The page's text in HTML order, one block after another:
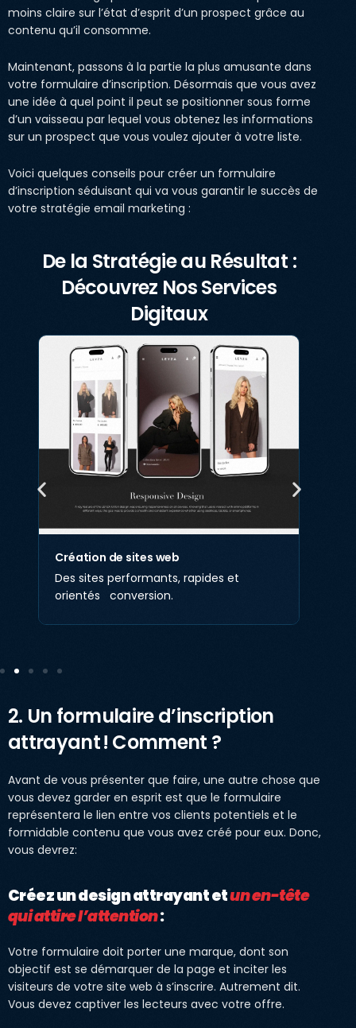
moins claire sur l’état d’esprit d’un prospect grâce au
contenu qu’il consomme.
Maintenant, passons à la partie la plus amusante dans
votre formulaire d’inscription. Désormais que vous avez
une idée à quel point il peut se positionner sous forme
d’un vaisseau par lequel vous obtenez les informations
sur un prospect que vous voulez ajouter à votre liste.
Voici quelques conseils pour créer un formulaire
d’inscription séduisant qui va vous garantir le succès de
votre stratégie email marketing :
De la Stratégie au Résultat :
Découvrez Nos Services
Digitaux
Création de sites web
Des sites performants, rapides et
orientés conversion.
2. Un formulaire d’inscription
attrayant ! Comment ?
Avant de vous présenter que faire, une autre chose que
vous devez garder en esprit est que le formulaire
représentera le lien entre vos clients potentiels et le
formidable contenu que vous avez créé pour eux. Donc,
vous devrez:
Créez un design attrayant etun en-tête
qui attire l’attention:
Votre formulaire doit porter une marque, dont son
objectif est se démarquer de la page et inciter les
visiteurs de votre site web à s’inscrire. Autrement dit.
Vous devez captiver les lecteurs avec votre offre.